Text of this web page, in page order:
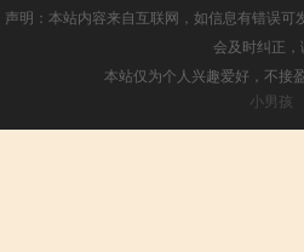
声明：本站内容来自互联网，如信息有错误
会及时纠正，
本站仅为个人兴趣爱好，不接
小男孩